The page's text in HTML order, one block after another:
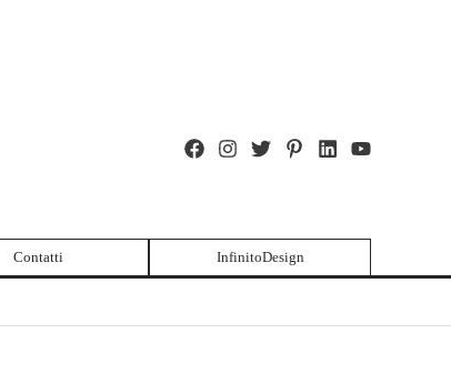
Contatti InfinitoDesign